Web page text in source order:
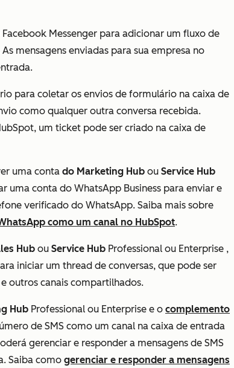
Messenger para adicionar um fluxo de
mensagens enviadas para sua empresa no
para coletar os envios de formulário na caixa de
como qualquer outra conversa recebida.
um ticket pode ser criado na caixa de
uma conta do Marketing Hub ou Service Hub
uma conta do WhatsApp Business para enviar e
verificado do WhatsApp. Saiba mais sobre
como um canal no HubSpot.
Hub ou Service Hub Professional ou Enterprise ,
iniciar um thread de conversas, que pode ser
outros canais compartilhados.
Hub Professional ou Enterprise e o complemento
de SMS como um canal na caixa de entrada
gerenciar e responder a mensagens de SMS
Saiba como gerenciar e responder a mensagens